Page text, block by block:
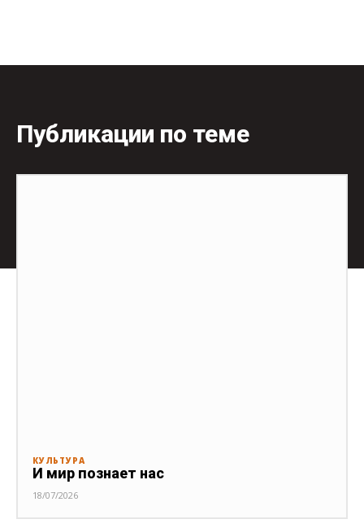
Публикации по теме
КУЛЬТУРА
И мир познает нас
18/07/2026